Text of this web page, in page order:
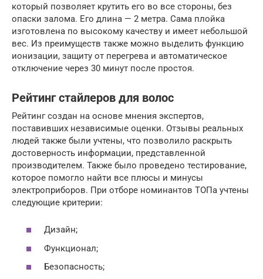
который позволяет крутить его во все стороны, без
опаски залома. Его длина — 2 метра. Сама плойка
изготовлена по высокому качеству и имеет небольшой
вес. Из преимуществ также можно выделить функцию
ионизации, защиту от перегрева и автоматическое
отключение через 30 минут после простоя.
Рейтинг стайлеров для волос
Рейтинг создан на основе мнения экспертов,
поставивших независимые оценки. Отзывы реальных
людей также были учтены, что позволило раскрыть
достоверность информации, представленной
производителем. Также было проведено тестирование,
которое помогло найти все плюсы и минусы
электроприборов. При отборе номинантов ТОПа учтены
следующие критерии:
Дизайн;
Функционал;
Безопасность;